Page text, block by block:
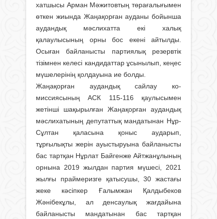
хатшысы Арман Мәжитовтың төрағалығымен
өткен жиында Жаңақорған ауданы бойынша
аудандық мәслихатта екі халық
қалаулысының орны бос екені айтылды.
Осыған байланысты партиялық резервтік
тізімнен келесі кандидаттар ұсынылып, кеңес
мүшелерінің қолдауына ие болды.
Жаңақорған аудандық сайлау ко­
миссиясының АСК 115-116 қаулысымен
жетінші шақырылған Жаңақорған аудандық
мәслихатының депутаттық мандатынан Нұр-
Сұлтан қаласына қоныс аударып,
тұрғылықты жерін ауыстыруына байланысты
бас тартқан Нұрлат Байгенже Айтжанұлының
орнына 2019 жылдан партия мүшесі, 2021
жылғы праймеризге қатысушы, 30 жастағы
жеке кәсіпкер Ғалымжан Қалдыбеков
Жәнібекұлы, ал денсаулық жағдайына
байланысты мандатынан бас тартқан